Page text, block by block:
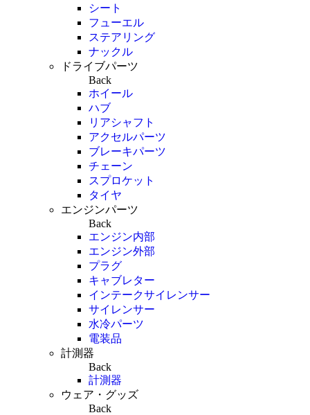
シート
フューエル
ステアリング
ナックル
ドライブパーツ
Back
ホイール
ハブ
リアシャフト
アクセルパーツ
ブレーキパーツ
チェーン
スプロケット
タイヤ
エンジンパーツ
Back
エンジン内部
エンジン外部
プラグ
キャブレター
インテークサイレンサー
サイレンサー
水冷パーツ
電装品
計測器
Back
計測器
ウェア・グッズ
Back